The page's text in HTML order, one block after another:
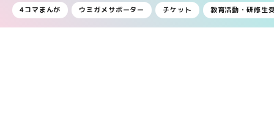
4コマまんが ウミガメサポーター チケット 教育活動・研修生
子ガメの展示再開
2026.01.23 ご案内